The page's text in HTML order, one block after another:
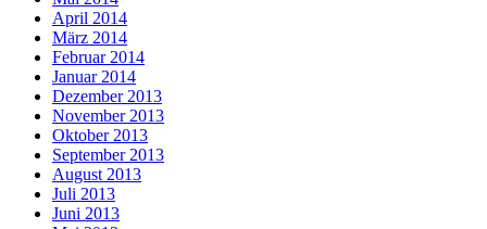
April 2014
März 2014
Februar 2014
Januar 2014
Dezember 2013
November 2013
Oktober 2013
September 2013
August 2013
Juli 2013
Juni 2013